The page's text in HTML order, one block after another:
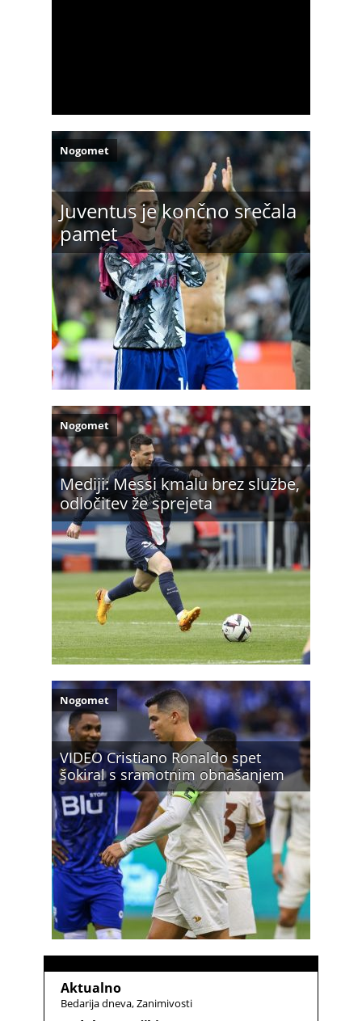
Juventus je končno srečala
pamet
Nogomet
Mediji: Messi kmalu brez službe,
odločitev že sprejeta
Nogomet
VIDEO Cristiano Ronaldo spet
šokiral s sramotnim obnašanjem
Nogomet
Aktualno
Bedarija dneva Zanimivosti